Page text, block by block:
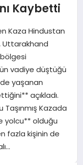
Kaybetti
Kaza Hindustan
Uttarakhand
vadiye düştüğü
yaşanan
açıkladı.
Kazada
yolcu** olduğu
fazla kişinin de